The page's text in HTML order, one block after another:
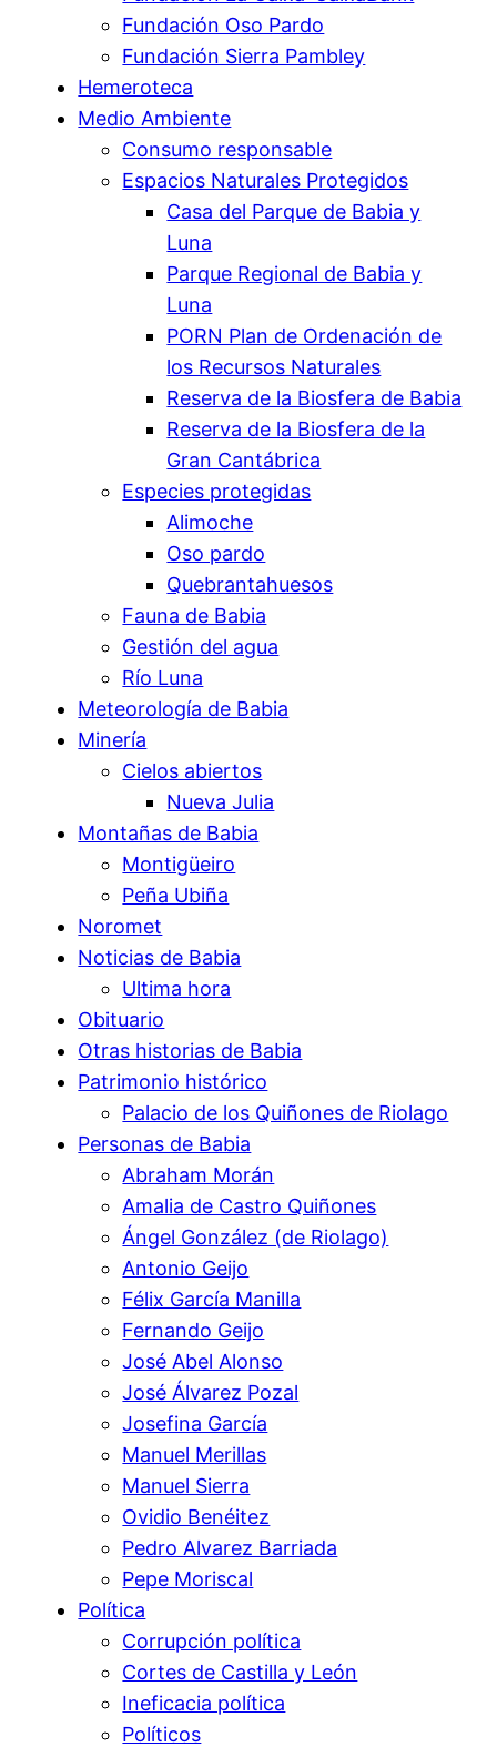
Fundación Oso Pardo
Fundación Sierra Pambley
Hemeroteca
Medio Ambiente
Consumo responsable
Espacios Naturales Protegidos
Casa del Parque de Babia y
Luna
Parque Regional de Babia y
Luna
PORN Plan de Ordenación de
los Recursos Naturales
Reserva de la Biosfera de Babia
Reserva de la Biosfera de la
Gran Cantábrica
Especies protegidas
Alimoche
Oso pardo
Quebrantahuesos
Fauna de Babia
Gestión del agua
Río Luna
Meteorología de Babia
Minería
Cielos abiertos
Nueva Julia
Montañas de Babia
Montigüeiro
Peña Ubiña
Noromet
Noticias de Babia
Ultima hora
Obituario
Otras historias de Babia
Patrimonio histórico
Palacio de los Quiñones de Riolago
Personas de Babia
Abraham Morán
Amalia de Castro Quiñones
Ángel González (de Riolago)
Antonio Geijo
Félix García Manilla
Fernando Geijo
José Abel Alonso
José Álvarez Pozal
Josefina García
Manuel Merillas
Manuel Sierra
Ovidio Benéitez
Pedro Alvarez Barriada
Pepe Moriscal
Política
Corrupción política
Cortes de Castilla y León
Ineficacia política
Políticos